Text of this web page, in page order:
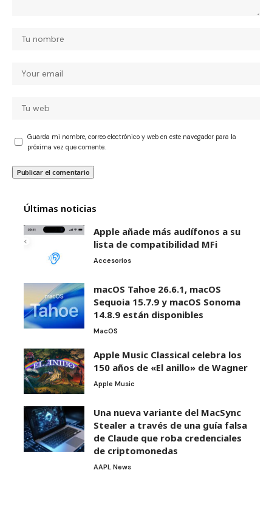
Guarda mi nombre, correo electrónico y web en este navegador para la
próxima vez que comente.
Últimas noticias
Apple añade más audífonos a su
lista de compatibilidad MFi
Accesorios
macOS Tahoe 26.6.1, macOS
Sequoia 15.7.9 y macOS Sonoma
14.8.9 están disponibles
MacOS
Apple Music Classical celebra los
150 años de «El anillo» de Wagner
Apple Music
Una nueva variante del MacSync
Stealer a través de una guía falsa
de Claude que roba credenciales
de criptomonedas
AAPL News